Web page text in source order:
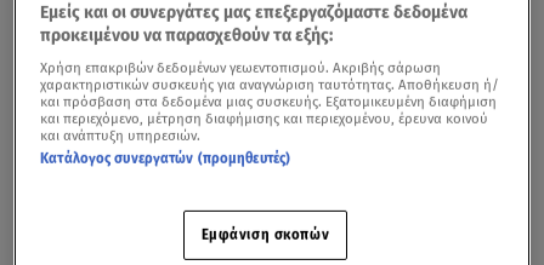
Εμείς και οι συνεργάτες μας επεξεργαζόμαστε δεδομένα
προκειμένου να παρασχεθούν τα εξής:
Χρήση επακριβών δεδομένων γεωεντοπισμού. Ακριβής σάρωση
χαρακτηριστικών συσκευής για αναγνώριση ταυτότητας. Αποθήκευση ή/
και πρόσβαση στα δεδομένα μιας συσκευής. Εξατομικευμένη διαφήμιση
και περιεχόμενο, μέτρηση διαφήμισης και περιεχομένου, έρευνα κοινού
και ανάπτυξη υπηρεσιών.
Κατάλογος συνεργατών (προμηθευτές)
Εμφάνιση σκοπών